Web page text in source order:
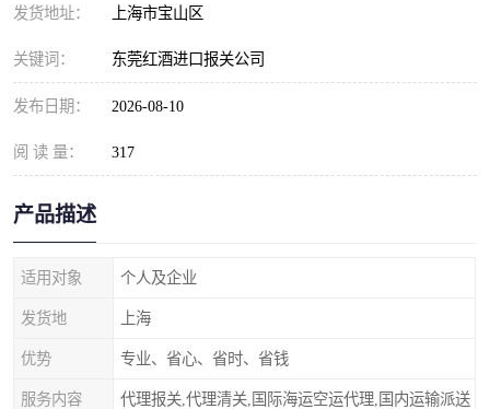
发货地址： 上海市宝山区
关键词： 东莞红酒进口报关公司
发布日期： 2026-08-10
阅 读 量： 317
产品描述
适用对象 个人及企业
发货地 上海
优势 专业、省心、省时、省钱
服务内容 代理报关,代理清关,国际海运空运代理,国内运输派送